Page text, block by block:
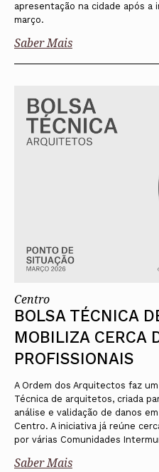
apresentação na cidade após a
março.
Saber Mais
Centro
BOLSA TÉCNICA
MOBILIZA CERCA
PROFISSIONAIS
A Ordem dos Arquitectos faz
Técnica de arquitetos, criada
análise e validação de danos
Centro. A iniciativa já reúne
por várias Comunidades
Saber Mais